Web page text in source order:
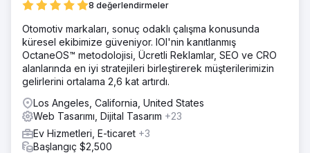
kelime; Semrush'ta izlenen arama görünürlüğünde ve
sıralama istikrarında iyileşme; daha hızlı, daha iyi
yapılandırılmış ve SEO optimize edilmiş bir eğitim web
sitesi sayesinde daha yüksek kaliteli potansiyel müşteri
kazanımı; organik aramanın uzun vadeli kayıt büyümesini
destekleyen ölçeklenebilir bir edinme kanalı haline
gelmesi.
Ajans sayfasına git
8 değerlendirmeler
Otomotiv markaları, sonuç odaklı çalışma konusunda
küresel ekibimize güveniyor. IOI'nin kanıtlanmış
OctaneOS™ metodolojisi, Ücretli Reklamlar, SEO ve CRO
alanlarında en iyi stratejileri birleştirerek müşterilerimizin
gelirlerini ortalama 2,6 kat artırdı.
Los Angeles, California, United States
Web Tasarımı, Dijital Tasarım +23
Ev Hizmetleri, E-ticaret +3
Başlangıç $2,500